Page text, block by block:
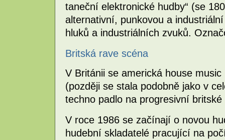
taneční elektronické hudby“ (se
alternativní, punkovou a
hluků a industriálních zvuků.
Britská rave scéna
V Británii se americká house
(později se stala podobně jako v
techno padlo na progresivní
V roce 1986 se začínají o novou
hudební skladatelé pracující na